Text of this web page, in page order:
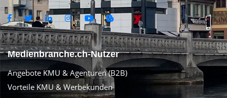
Medienbranche.ch-Nutzer
Angebote KMU & Agenturen (B2B)
Vorteile KMU & Werbekunden